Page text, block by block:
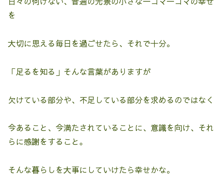
を
大切に思える毎日を過ごせたら、それで十分。
「足るを知る」そんな言葉がありますが
欠けている部分や、不足している部分を求めるのではなく
今あること、今満たされていることに、意識を向け、それ
らに感謝をすること。
そんな暮らしを大事にしていけたら幸せかな。